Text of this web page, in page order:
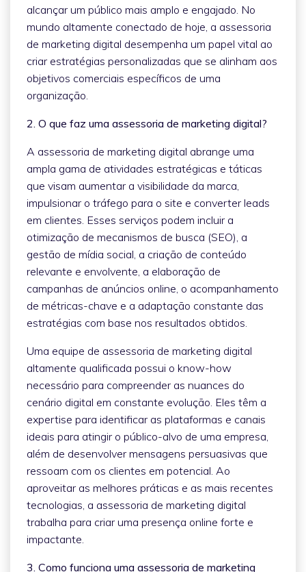
alcançar um público mais amplo e engajado. No
mundo altamente conectado de hoje, a assessoria
de marketing digital desempenha um papel vital ao
criar estratégias personalizadas que se alinham aos
objetivos comerciais específicos de uma
organização.
2. O que faz uma assessoria de marketing digital?
A assessoria de marketing digital abrange uma
ampla gama de atividades estratégicas e táticas
que visam aumentar a visibilidade da marca,
impulsionar o tráfego para o site e converter leads
em clientes. Esses serviços podem incluir a
otimização de mecanismos de busca (SEO), a
gestão de mídia social, a criação de conteúdo
relevante e envolvente, a elaboração de
campanhas de anúncios online, o acompanhamento
de métricas-chave e a adaptação constante das
estratégias com base nos resultados obtidos.
Uma equipe de assessoria de marketing digital
altamente qualificada possui o know-how
necessário para compreender as nuances do
cenário digital em constante evolução. Eles têm a
expertise para identificar as plataformas e canais
ideais para atingir o público-alvo de uma empresa,
além de desenvolver mensagens persuasivas que
ressoam com os clientes em potencial. Ao
aproveitar as melhores práticas e as mais recentes
tecnologias, a assessoria de marketing digital
trabalha para criar uma presença online forte e
impactante.
3. Como funciona uma assessoria de marketing